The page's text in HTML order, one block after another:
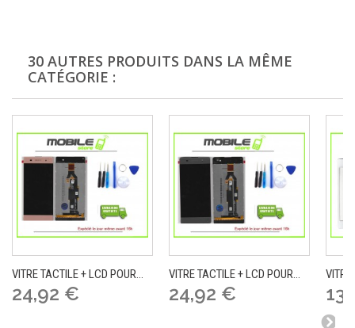
30 AUTRES PRODUITS DANS LA MÊME
CATÉGORIE :
VITRE TACTILE + LCD POUR...
24,92 €
VITRE TACTILE + LCD POUR...
24,92 €